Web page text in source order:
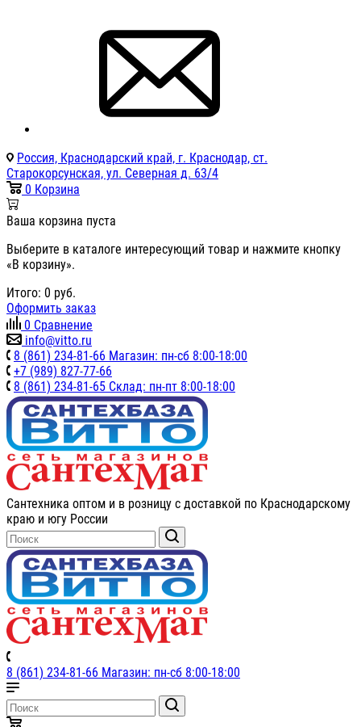
Россия, Краснодарский край, г. Краснодар, ст.
Старокорсунская, ул. Северная д. 63/4
0 Корзина
Ваша корзина пуста
Выберите в каталоге интересующий товар и нажмите кнопку
«В корзину».
Итого: 0 руб.
Оформить заказ
0 Сравнение
info@vitto.ru
8 (861) 234-81-66 Магазин: пн-сб 8:00-18:00
+7 (989) 827-77-66
8 (861) 234-81-65 Склад: пн-пт 8:00-18:00
Сантехника оптом и в розницу с доставкой по Краснодарскому
краю и югу России
8 (861) 234-81-66 Магазин: пн-сб 8:00-18:00